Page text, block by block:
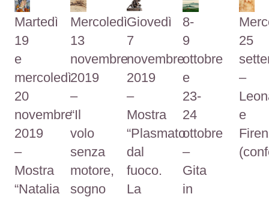
Martedì
19
e
mercoledì
20
novembre
2019
–
Mostra
“Natalia
Mercoledì
13
novembre
2019
–
“Il
volo
senza
motore,
sogno
Giovedì
7
novembre
2019
–
Mostra
“Plasmato
dal
fuoco.
La
8-
9
ottobre
e
23-
24
ottobre
–
Gita
in
25
–
e